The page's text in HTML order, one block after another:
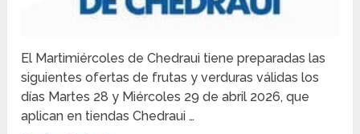
El Martimiércoles de Chedraui tiene preparadas las
siguientes ofertas de frutas y verduras válidas los
días Martes 28 y Miércoles 29 de abril 2026, que
aplican en tiendas Chedraui …